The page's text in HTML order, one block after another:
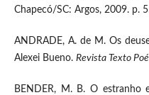
Chapecó/SC: Argos, 2009. p.
ANDRADE, A. de M. Os
Alexei Bueno. Revista Texto
BENDER, M. B. O estranho